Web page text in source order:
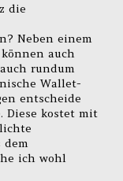
die
Neben einem
auch
rundum
Wallet-
entscheide
Diese kostet mit
dem
ich wohl